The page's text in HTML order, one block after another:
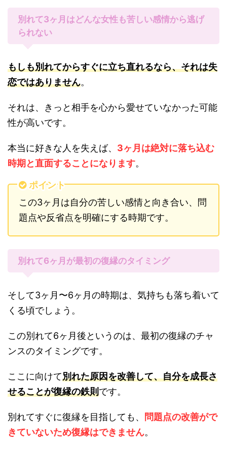
別れて3ヶ月はどんな女性も苦しい感情から逃げ
られない
もしも別れてからすぐに立ち直れるなら、それは失
恋ではありません。
それは、きっと相手を心から愛せていなかった可能
性が高いです。
本当に好きな人を失えば、 3ヶ月は絶対に落ち込む
時期と直面することになります。
ポイント
この3ヶ月は自分の苦しい感情と向き合い、問
題点や反省点を明確にする時期です。
別れて6ヶ月が最初の復縁のタイミング
そして3ヶ月〜6ヶ月の時期は、気持ちも落ち着いて
くる頃でしょう。
この別れて6ヶ月後というのは、最初の復縁のチャ
ンスのタイミングです。
ここに向けて別れた原因を改善して、自分を成長さ
せることが復縁の鉄則です。
別れてすぐに復縁を目指しても、 問題点の改善がで
きていないため復縁はできません。